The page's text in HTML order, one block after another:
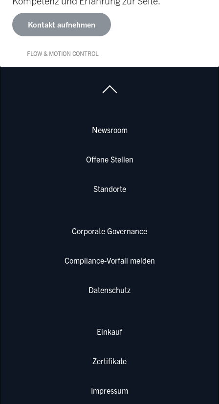
Kontakt aufnehmen
FLOW & MOTION CONTROL
Newsroom
Offene Stellen
Standorte
Corporate Governance
Compliance-Vorfall melden
Datenschutz
Einkauf
Zertifikate
Impressum